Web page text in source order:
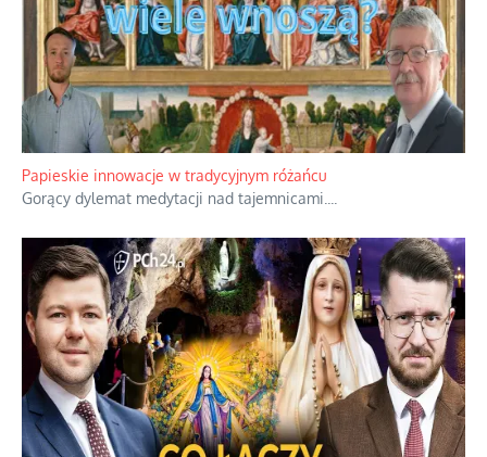
Kamienie i siekiery przeciw czołgom
Gorzka analityka decyzji warszawskich dowódców.